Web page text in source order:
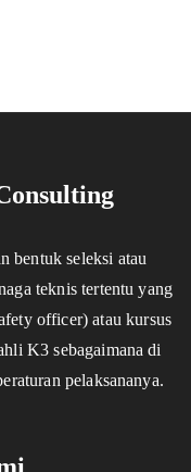
bentuk seleksi atau
teknis tertentu yang
officer) atau kursus
K3 sebagaimana di
pelaksananya.